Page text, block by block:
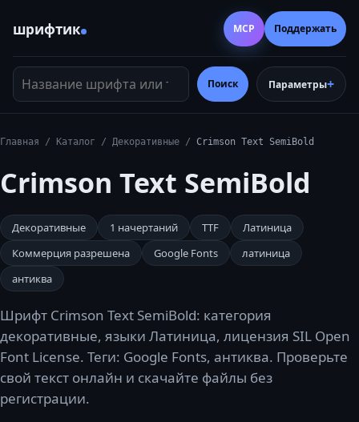
шрифтик
Название шрифта или тег
Поиск Параметры
MCP Поддержать
Главная / Каталог / Декоративные / Crimson Text SemiBold
Crimson Text SemiBold
Декоративные 1 начертаний TTF
Латиница
Коммерция разрешена
Google Fonts
латиница
антиква
Шрифт Crimson Text SemiBold: категория
декоративные, языки Латиница, лицензия SIL Open
Font License. Теги: Google Fonts, антиква. Проверьте
свой текст онлайн и скачайте файлы без
регистрации.